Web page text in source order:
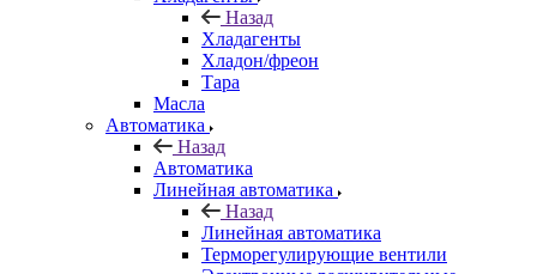
Назад
Хладагенты
Хладон/фреон
Тара
Масла
Автоматика
Назад
Автоматика
Линейная автоматика
Назад
Линейная автоматика
Терморегулирующие вентили